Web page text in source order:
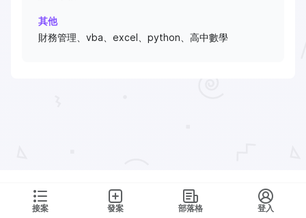
接案 發案 部落格 登入
其他
財務管理、vba、excel、python、高中數學